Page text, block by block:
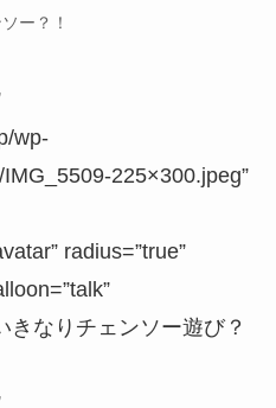
ー？！
wp-
225×300.jpeg”
radius=”true”
きなりチェンソー遊び？